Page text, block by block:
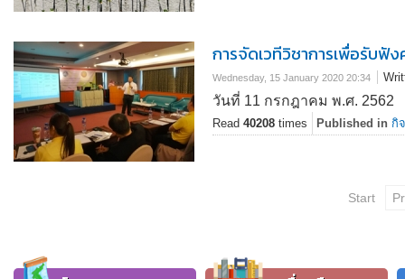
การจัดเวทีวิชาการเพื่อรับฟั
Wednesday, 15 January 2020 20:34
วันที่ 11 กรกฎาคม พ.ศ. 2562
Read 40208 times Published in กิ
Start